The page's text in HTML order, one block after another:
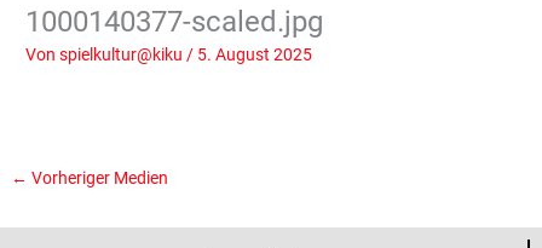
1000140377-scaled.jpg
Vonspielkultur@kiku/ 5. August 2025
← Vorheriger Medien